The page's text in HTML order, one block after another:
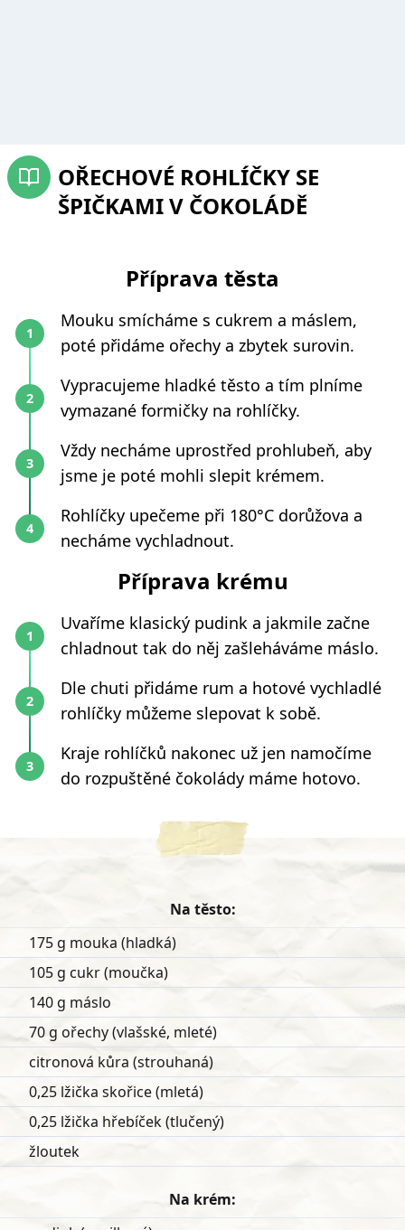
OŘECHOVÉ ROHLÍČKY SE
ŠPIČKAMI V ČOKOLÁDĚ
Příprava těsta
Mouku smícháme s cukrem a máslem,
poté přidáme ořechy a zbytek surovin.
Vypracujeme hladké těsto a tím plníme
vymazané formičky na rohlíčky.
Vždy necháme uprostřed prohlubeň, aby
jsme je poté mohli slepit krémem.
Rohlíčky upečeme při 180°C dorůžova a
necháme vychladnout.
Příprava krému
Uvaříme klasický pudink a jakmile začne
chladnout tak do něj zašleháváme máslo.
Dle chuti přidáme rum a hotové vychladlé
rohlíčky můžeme slepovat k sobě.
Kraje rohlíčků nakonec už jen namočíme
do rozpuštěné čokolády máme hotovo.
Na těsto:
175 g mouka (hladká)
105 g cukr (moučka)
140 g máslo
70 g ořechy (vlašské, mleté)
citronová kůra (strouhaná)
0,25 lžička skořice (mletá)
0,25 lžička hřebíček (tlučený)
žloutek
Na krém: